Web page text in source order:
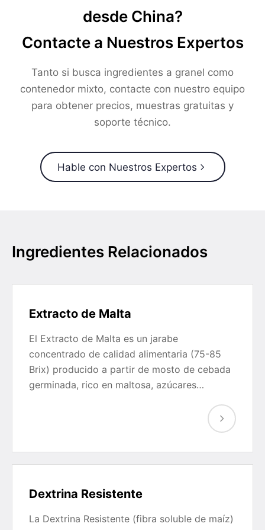
desde China?
Contacte a Nuestros Expertos
Tanto si busca ingredientes a granel como
contenedor mixto, contacte con nuestro equipo
para obtener precios, muestras gratuitas y
soporte técnico.
Hable con Nuestros Expertos
Ingredientes Relacionados
Extracto de Malta
El Extracto de Malta es un jarabe
concentrado de calidad alimentaria (75-85
Brix) producido a partir de mosto de cebada
germinada, rico en maltosa, azúcares…
Dextrina Resistente
La Dextrina Resistente (fibra soluble de maíz)